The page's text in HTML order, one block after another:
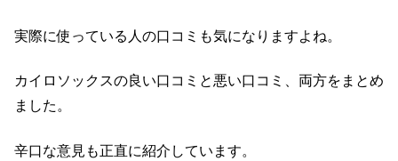
実際に使っている人の口コミも気になりますよね。
カイロソックスの良い口コミと悪い口コミ、両方をまとめ
ました。
辛口な意見も正直に紹介しています。